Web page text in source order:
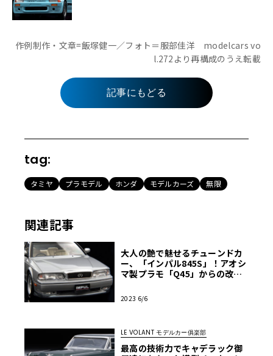
作例制作・文章=飯塚健一／フォト＝服部佳洋 modelcars vo
l.272より再構成のうえ転載
記事にもどる
tag:
タミヤ プラモデル ホンダ モデルカーズ 無限
関連記事
大人の艶で魅せるチューンドカ
ー、「インパル845S」！アオシ
マ製プラモ「Q45」からの改
2023 6/6
LE VOLANT モデルカー俱楽部
最高の技術力でキャデラック御